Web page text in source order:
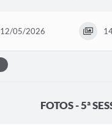
12/05/2026
FOTOS - 5ª